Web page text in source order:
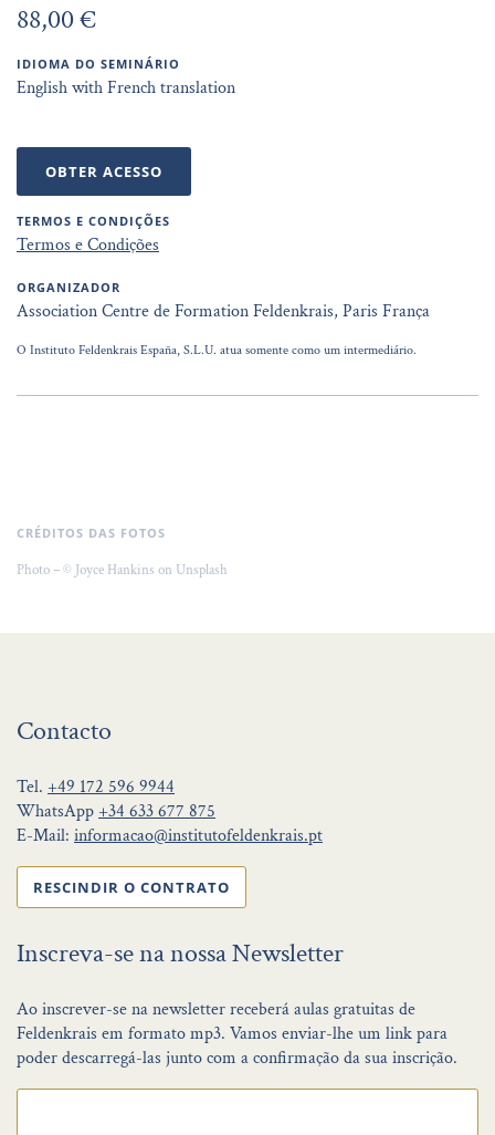
88,00 €
IDIOMA DO SEMINÁRIO
English with French translation
OBTER ACESSO
TERMOS E CONDIÇÕES
Termos e Condições
ORGANIZADOR
Association Centre de Formation Feldenkrais, Paris França
O Instituto Feldenkrais España, S.L.U. atua somente como um intermediário.
CRÉDITOS DAS FOTOS
Photo – © Joyce Hankins on Unsplash
Contacto
Tel. +49 172 596 9944
WhatsApp +34 633 677 875
E-Mail: informacao@institutofeldenkrais.pt
RESCINDIR O CONTRATO
Inscreva-se na nossa Newsletter
Ao inscrever-se na newsletter receberá aulas gratuitas de
Feldenkrais em formato mp3. Vamos enviar-lhe um link para
poder descarregá-las junto com a confirmação da sua inscrição.